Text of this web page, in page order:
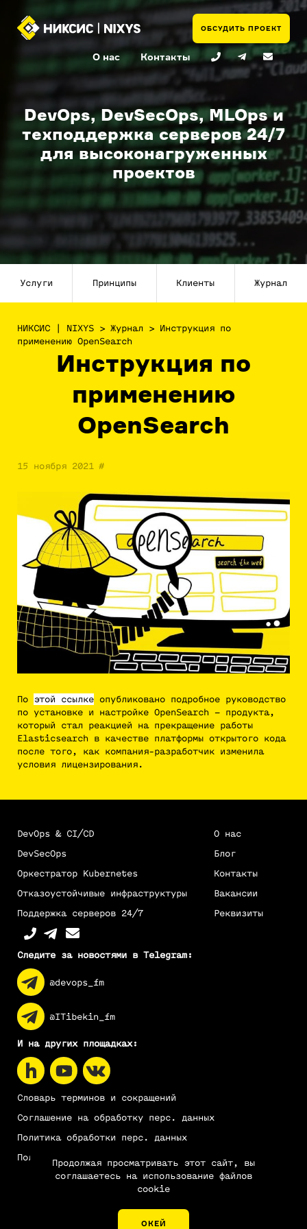
ОБСУДИТЬ ПРОЕКТ
О нас Контакты
DevOps, DevSecOps, MLOps и
техподдержка серверов 24/7
для высоконагруженных
проектов
Услуги Принципы Клиенты Журнал
НИКСИС | NIXYS > Журнал > Инструкция по
применению OpenSearch
Инструкция по
применению
OpenSearch
15 ноября 2021 #
По этой ссылке опубликовано подробное руководство
по установке и настройке OpenSearch – продукта,
который стал реакцией на прекращение работы
Elasticsearch в качестве платформы открытого кода
после того, как компания-разработчик изменила
условия лицензирования.
О нас
Блог
Контакты
Вакансии
Реквизиты
DevOps & CI/CD
DevSecOps
Оркестратор Kubernetes
Отказоустойчивые инфраструктуры
Поддержка серверов 24/7
Следите за новостями в Telegram:
@devops_fm
@ITibekin_fm
И на других площадках:
Словарь терминов и сокращений
Соглашение на обработку перс. данных
Политика обработки перс. данных
Пользовательское соглашение
Карта сайта
НИКСИС | NIXYS © 2011–2026
Продолжая просматривать этот сайт, вы
соглашаетесь на использование файлов
cookie
ОКЕЙ